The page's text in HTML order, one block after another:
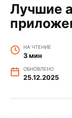
Лучшие
НА ЧТЕНИЕ
3 мин
ОБНОВЛЕНО
25.12.2025